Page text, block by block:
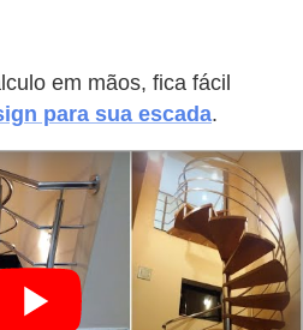
em mãos, fica fácil
para sua escada.